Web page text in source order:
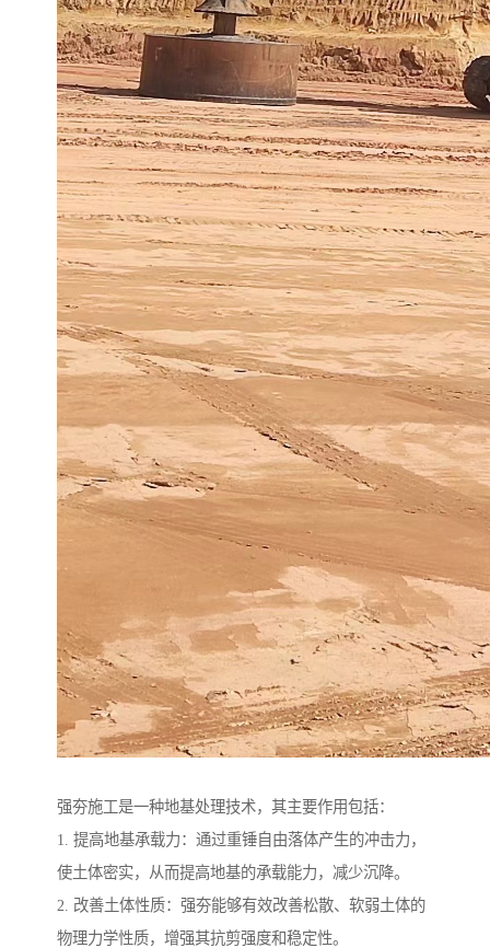
强夯施工是一种地基处理技术，其主要作用包括：
1. 提高地基承载力：通过重锤自由落体产生的冲击力，
使土体密实，从而提高地基的承载能力，减少沉降。
2. 改善土体性质：强夯能够有效改善松散、软弱土体的
物理力学性质，增强其抗剪强度和稳定性。